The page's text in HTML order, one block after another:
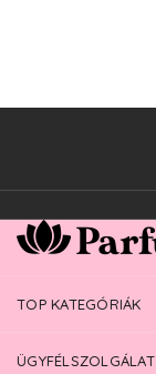
TOP KATEGÓRIÁK
ÜGYFÉLSZOLGÁLAT